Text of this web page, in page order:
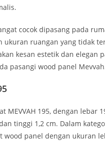
cocok dipasang pada
ukuran ruangan yang tidak
kesan estetik dan elegan
pasangi wood panel
MEVVAH 195, dengan lebar
tinggi 1,2 cm. Dalam
wood panel dengan ukuran